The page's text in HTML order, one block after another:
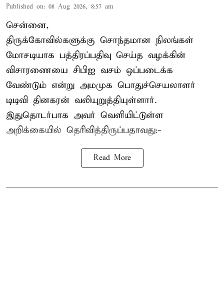
Published on: 08 Aug 2026, 8:57 am
சென்னை,
திருக்கோவில்களுக்கு சொந்தமான நிலங்கள்
மோசடியாக பத்திரப்பதிவு செய்த வழக்கின்
விசாரணையை சிபிஐ வசம் ஒப்படைக்க
வேண்டும் என்று அமமுக பொதுச்செயலாளர்
டிடிவி தினகரன் வலியுறுத்தியுள்ளார்.
இதுதொடர்பாக அவர் வெளியிட்டுள்ள
அறிக்கையில் தெரிவித்திருப்பதாவது:-
Read More